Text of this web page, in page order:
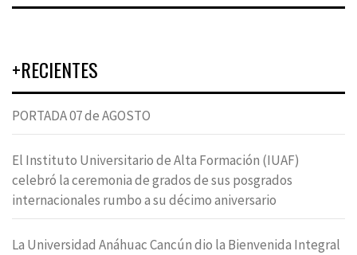
+RECIENTES
PORTADA 07 de AGOSTO
El Instituto Universitario de Alta Formación (IUAF)
celebró la ceremonia de grados de sus posgrados
internacionales rumbo a su décimo aniversario
La Universidad Anáhuac Cancún dio la Bienvenida Integral